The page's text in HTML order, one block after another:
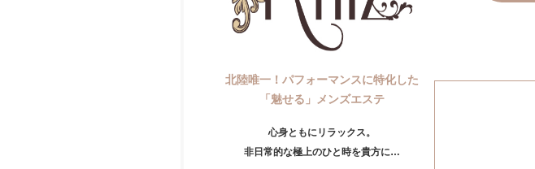
北陸唯一！パフォーマンスに特化した
「魅せる」メンズエステ
心身ともにリラックス。
非日常的な極上のひと時を貴方に…